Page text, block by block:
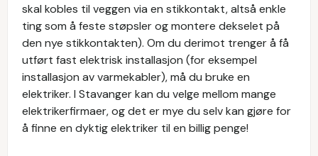
skal kobles til veggen via en stikkontakt, altså enkle
ting som å feste støpsler og montere dekselet på
den nye stikkontakten). Om du derimot trenger å få
utført fast elektrisk installasjon (for eksempel
installasjon av varmekabler), må du bruke en
elektriker. I Stavanger kan du velge mellom mange
elektrikerfirmaer, og det er mye du selv kan gjøre for
å finne en dyktig elektriker til en billig penge!